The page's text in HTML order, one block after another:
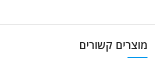
מוצרים קשורים